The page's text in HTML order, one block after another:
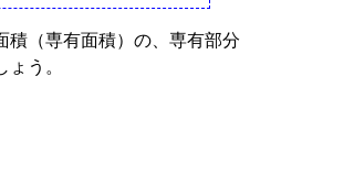
積（専有面積）の、専有部分
う。